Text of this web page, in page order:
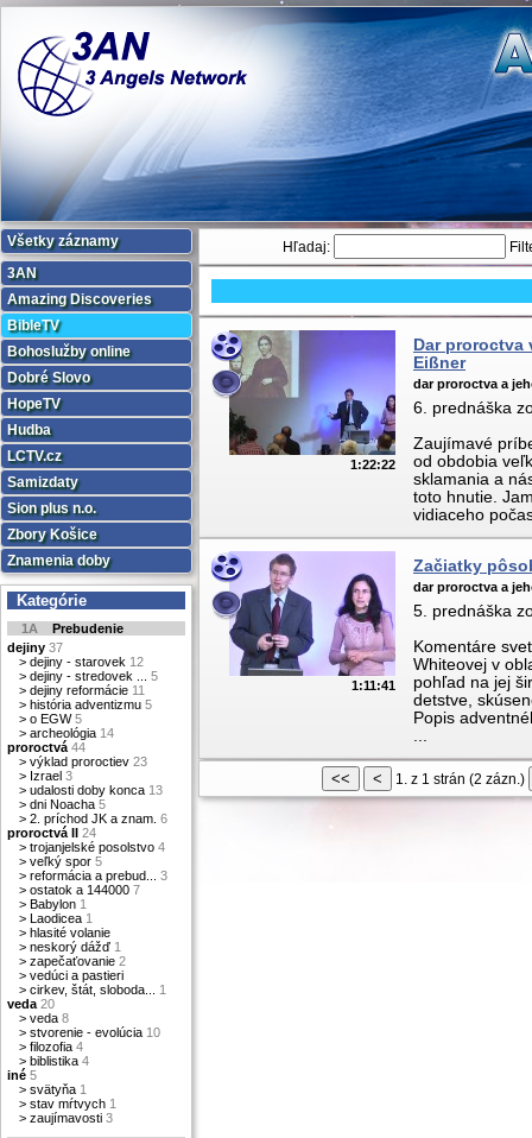
Všetky záznamy
3AN
Amazing Discoveries
BibleTV
Bohoslužby online
Dobré Slovo
HopeTV
Hudba
LCTV.cz
Samizdaty
Sion plus n.o.
Zbory Košice
Znamenia doby
Kategórie
1A Prebudenie
dejiny 37
> dejiny - starovek 12
> dejiny - stredovek ...
5
> dejiny reformácie 11
> história adventizmu 5
> o EGW 5
> archeológia 14
proroctvá 44
> výklad proroctiev 23
> Izrael 3
> udalosti doby konca 13
> dni Noacha 5
> 2. príchod JK a znam. 6
proroctvá II 24
> trojanjelské posolstvo 4
> veľký spor 5
> reformácia a prebud...
3
> ostatok a 144000 7
> Babylon 1
> Laodicea 1
> hlasité volanie
> neskorý dážď 1
> zapečaťovanie 2
> vedúci a pastieri
> cirkev, štát, sloboda...
1
veda 20
> veda 8
> stvorenie - evolúcia 10
> filozofia 4
> biblistika 4
iné 5
> svätyňa 1
> stav mŕtvych 1
> zaujímavosti 3
Hľadaj:
1:22:22
Dar
Eißner
dar proroctva a
6. prednáška
Zaujímavé
od obdobia
sklamania a
toto hnutie.
vidiaceho
1:11:41
Začiatky
dar proroctva a
5. prednáška
Komentáre
Whiteovej v
pohľad na jej
detstve,
Popis
...
1. z 1 strán (2 zázn.)